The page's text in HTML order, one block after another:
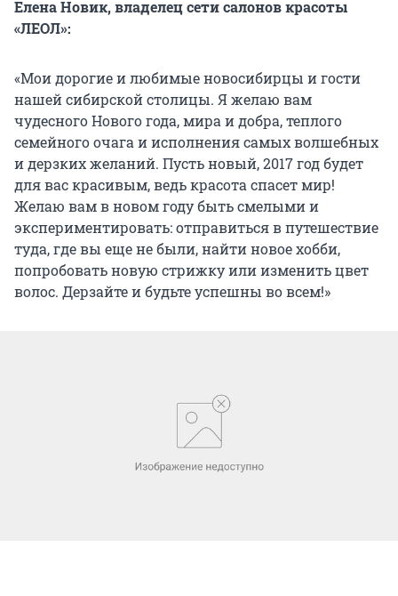
Елена Новик, владелец сети салонов красоты
«ЛЕОЛ»:
«Мои дорогие и любимые новосибирцы и гости
нашей сибирской столицы. Я желаю вам
чудесного Нового года, мира и добра, теплого
семейного очага и исполнения самых волшебных
и дерзких желаний. Пусть новый, 2017 год будет
для вас красивым, ведь красота спасет мир!
Желаю вам в новом году быть смелыми и
экспериментировать: отправиться в путешествие
туда, где вы еще не были, найти новое хобби,
попробовать новую стрижку или изменить цвет
волос. Дерзайте и будьте успешны во всем!»